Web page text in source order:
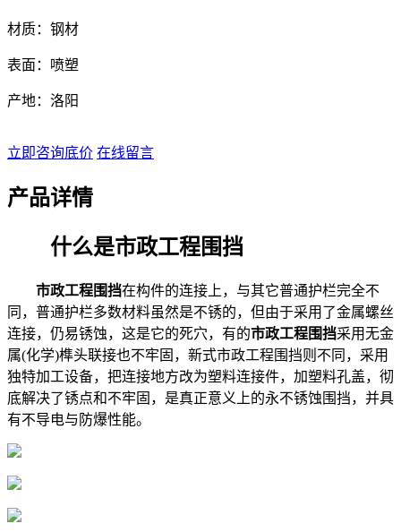
材质：钢材
表面：喷塑
产地：洛阳
立即咨询底价 在线留言
产品详情
什么是市政工程围挡
市政工程围挡在构件的连接上，与其它普通护栏完全不
同，普通护栏多数材料虽然是不锈的，但由于采用了金属螺丝
连接，仍易锈蚀，这是它的死穴，有的市政工程围挡采用无金
属(化学)榫头联接也不牢固，新式市政工程围挡则不同，采用
独特加工设备，把连接地方改为塑料连接件，加塑料孔盖，彻
底解决了锈点和不牢固，是真正意义上的永不锈蚀围挡，并具
有不导电与防爆性能。